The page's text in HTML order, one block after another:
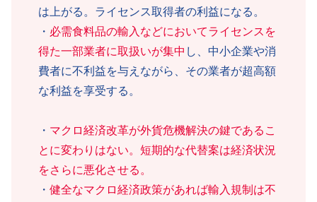
は上がる。ライセンス取得者の利益になる。
・ 必需食料品の輸入などにおいてライセンスを
得た一部業者に取扱いが集中 し、中小企業や消
費者に不利益を与えながら、その業者が超高額
な利益を享受する。
・ マクロ経済改革が外貨危機解決の鍵であるこ
とに変わりはない。短期的な代替案は経済状況
をさらに悪化させる。
・ 健全なマクロ経済政策があれば輸入規制は不